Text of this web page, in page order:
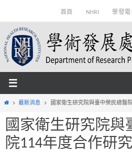
content
首頁 NHRI 學發電
Home最新消息 國家衛生研究院與臺中榮民總醫
國家衛生研究院與
院114年度合作研